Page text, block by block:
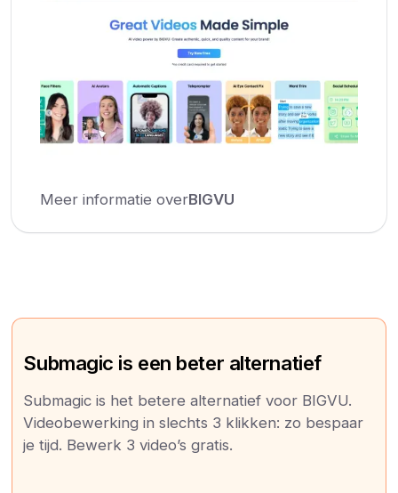
Meer informatie overBIGVU
Submagic is een beter alternatief
Submagic is het betere alternatief voor BIGVU.
Videobewerking in slechts 3 klikken: zo bespaar
je tijd. Bewerk 3 video’s gratis.